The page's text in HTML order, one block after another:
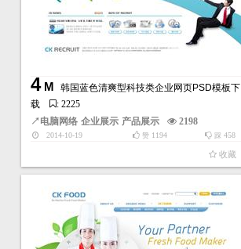
4M
韩国蓝色清爽型科技类企业网页PSD模板下
载
: 2225
↗电脑网络 企业展示 产品展示 2198
2014-10-19 踩 458
赞 1194
收藏